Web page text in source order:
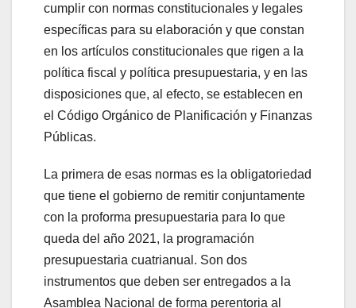
cumplir con normas constitucionales y legales
específicas para su elaboración y que constan
en los artículos constitucionales que rigen a la
política fiscal y política presupuestaria, y en las
disposiciones que, al efecto, se establecen en
el Código Orgánico de Planificación y Finanzas
Públicas.
La primera de esas normas es la obligatoriedad
que tiene el gobierno de remitir conjuntamente
con la proforma presupuestaria para lo que
queda del año 2021, la programación
presupuestaria cuatrianual. Son dos
instrumentos que deben ser entregados a la
Asamblea Nacional de forma perentoria al